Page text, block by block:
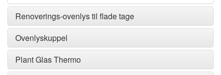
Renoverings-ovenlys til flade tage
Ovenlyskuppel
Plant Glas Thermo